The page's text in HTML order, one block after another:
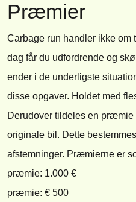
Præmier
Carbage run handler ikke om
dag får du udfordrende og
ender i de underligste
disse opgaver. Holdet med
Derudover tildeles en
originale bil. Dette
afstemninger. Præmierne er
præmie: 1.000 €
præmie: € 500